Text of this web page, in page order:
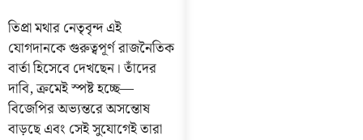
তিপ্রা মথার নেতৃবৃন্দ এই
যোগদানকে গুরুত্বপূর্ণ রাজনৈতিক
বার্তা হিসেবে দেখছেন। তাঁদের
দাবি, ক্রমেই স্পষ্ট হচ্ছে—
বিজেপির অভ্যন্তরে অসন্তোষ
বাড়ছে এবং সেই সুযোগেই তারা